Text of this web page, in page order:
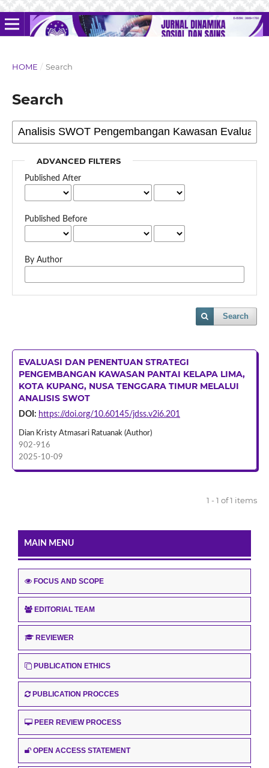
HOME / Search
Search
ADVANCED FILTERS
Published After
Published Before
By Author
Search
EVALUASI DAN PENENTUAN STRATEGI
PENGEMBANGAN KAWASAN PANTAI KELAPA LIMA,
KOTA KUPANG, NUSA TENGGARA TIMUR MELALUI
ANALISIS SWOT
DOI: https://doi.org/10.60145/jdss.v2i6.201
Dian Kristy Atmasari Ratuanak (Author)
902-916
2025-10-09
1 - 1 of 1 items
MAIN MENU
FOCUS AND SCOPE
EDITORIAL TEAM
REVIEWER
PUBLICATION ETHICS
PUBLICATION PROCCES
PEER REVIEW PROCESS
OPEN ACCESS STATEMENT